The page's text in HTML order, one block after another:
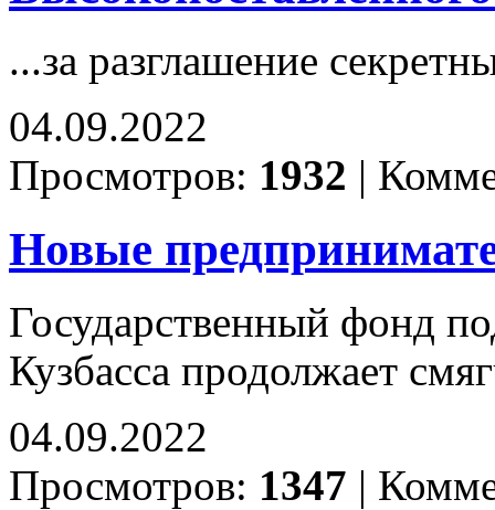
...за разглашение
04.09.2022
Просмотров: 1932 |
Новые
Государственный фонд
Кузбасса продолжает
04.09.2022
Просмотров: 1347 |